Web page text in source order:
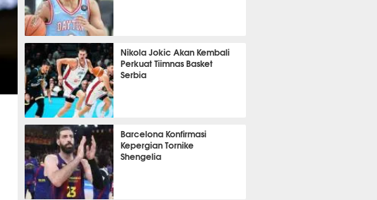
13 jam 40 menit lalu
Nikola Jokic Akan Kembali
Perkuat Tiimnas Basket
Serbia
14 jam 29 menit lalu
Barcelona Konfirmasi
Kepergian Tornike
Shengelia